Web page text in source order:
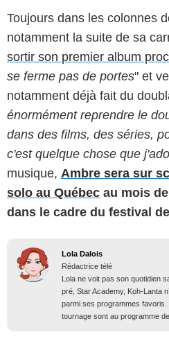
Toujours dans les colonnes
notamment la suite de sa
sortir son premier album
se ferme pas de portes" et
notamment déjà fait du
énormément reprendre le
dans des films, des séries,
c'est quelque chose que
musique, Ambre sera sur
solo au Québec au mois
dans le cadre du festival
Lola Dalois
Rédactrice télé
Lola ne voit pas son quotidien
pré, Star Academy, Koh-Lanta
parmi ses programmes
tournage sont au programme